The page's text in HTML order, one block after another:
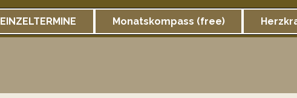
EINZELTERMINE Monatskompass (free)